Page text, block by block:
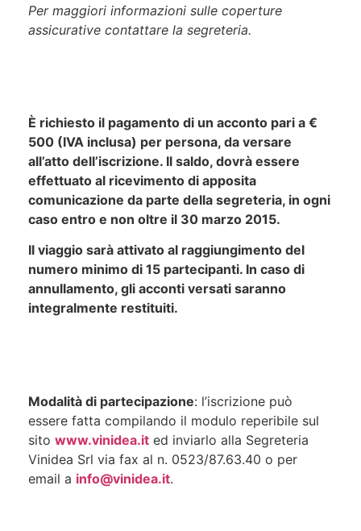
Per maggiori informazioni sulle coperture
assicurative contattare la segreteria.
È richiesto il pagamento di un acconto pari a €
500 (IVA inclusa) per persona, da versare
all’atto dell’iscrizione. Il saldo, dovrà essere
effettuato al ricevimento di apposita
comunicazione da parte della segreteria, in ogni
caso entro e non oltre il 30 marzo 2015.
Il viaggio sarà attivato al raggiungimento del
numero minimo di 15 partecipanti. In caso di
annullamento, gli acconti versati saranno
integralmente restituiti.
Modalità di partecipazione: l’iscrizione può
essere fatta compilando il modulo reperibile sul
sito www.vinidea.it ed inviarlo alla Segreteria
Vinidea Srl via fax al n. 0523/87.63.40 o per
email a info@vinidea.it.